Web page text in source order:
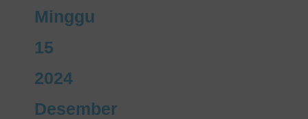
Minggu
15
2024
Desember